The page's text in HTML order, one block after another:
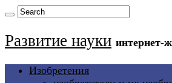
Развитие науки интернет-
Изобретения